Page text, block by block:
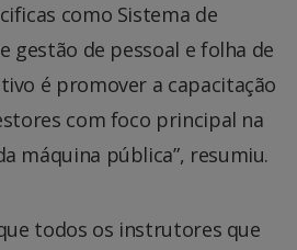
como Sistema de
gestão de pessoal e folha de
é promover a capacitação
com foco principal na
máquina pública”, resumiu.
todos os instrutores que